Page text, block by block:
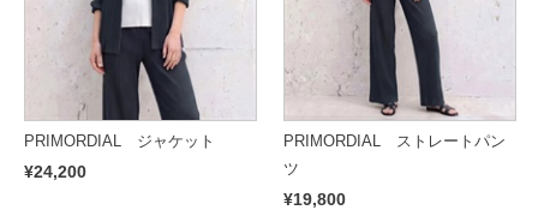
PRIMORDIAL ジャケット
¥24,200
PRIMORDIAL ストレートパン
ツ
¥19,800